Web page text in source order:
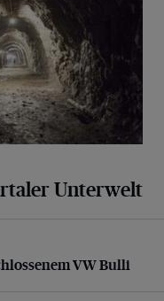
Unterwelt
VW Bulli
VW Bulli